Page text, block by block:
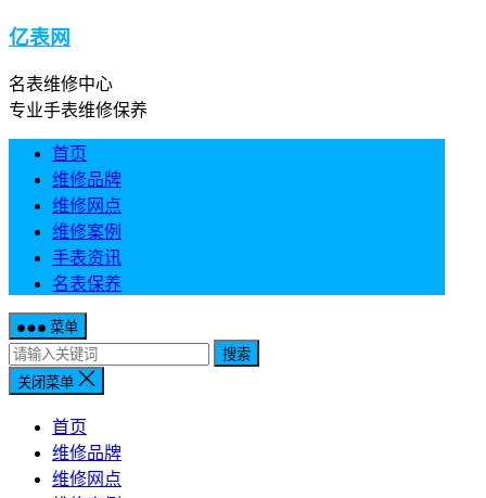
亿表网
名表维修中心
专业手表维修保养
首页
维修品牌
维修网点
维修案例
手表资讯
名表保养
菜单
搜索
关闭菜单
首页
维修品牌
维修网点